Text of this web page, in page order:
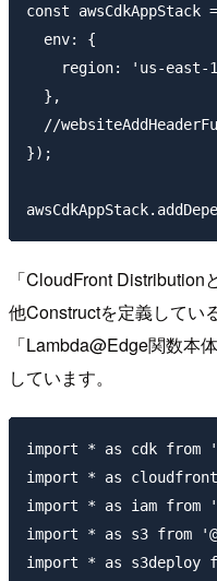
const awsCdkAppStack
  env: {
region: 'us-east-
  },
//
});
「CloudFront
他Constructを定義してい
「Lambda@Edge関数本
しています。
import * as cdk from
import * as
import * as iam from
import * as s3 from
import * as s3deploy